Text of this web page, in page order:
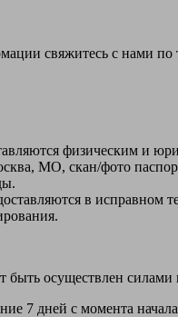
свяжитесь с нами по
физическим и
МО, скан/фото
в
осуществлен силами
7 дней с момента